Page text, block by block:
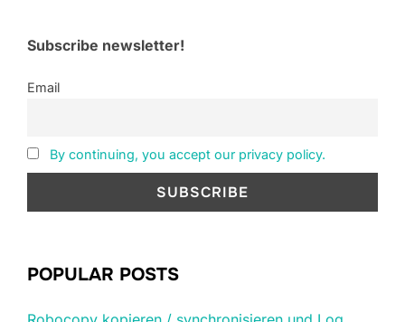
Subscribe newsletter!
Email
By continuing, you accept our privacy policy.
POPULAR POSTS